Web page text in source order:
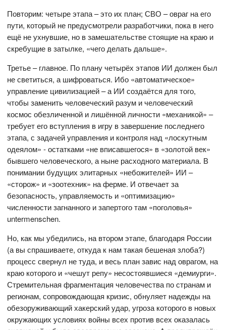
Повторим: четыре этапа – это их план; СВО – овраг на его
пути, который не предусмотрели разработчики, пока в него
ещё не ухнувшие, но в замешательстве стоящие на краю и
скребущие в затылке, «чего делать дальше».
Третье – главное. По плану четырёх этапов ИИ должен был
не светиться, а шифроваться. Ибо «автоматическое»
управление цивилизацией – а ИИ создаётся для того,
чтобы заменить человеческий разум и человеческий
космос обезличенной и лишённой личности «механикой» –
требует его вступления в игру в завершение последнего
этапа, с задачей управления и контроля над «лоскутным
одеялом» - остатками «не вписавшегося» в «золотой век»
бывшего человеческого, а ныне расходного материала. В
понимании будущих элитарных «небожителей» ИИ –
«сторож» и «зоотехник» на ферме. И отвечает за
безопасность, управляемость и «оптимизацию»
численности загнанного и запертого там «поголовья»
untermenschen.
Но, как мы убедились, на втором этапе, благодаря России
(а вы спрашиваете, откуда к нам такая бешеная злоба?)
процесс свернул не туда, и весь план завис над оврагом, на
краю которого и «чешут репу» несостоявшиеся «демиурги».
Стремительная фрагментация человечества по странам и
регионам, сопровождающая кризис, обнуляет надежды на
обезоруживающий хакерский удар, угроза которого в новых
окружающих условиях войны всех против всех оказалась